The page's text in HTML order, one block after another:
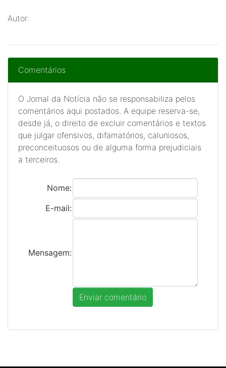
Autor:
Comentários
O Jornal da Notícia não se responsabiliza pelos
comentários aqui postados. A equipe reserva-se,
desde já, o direito de excluir comentários e textos
que julgar ofensivos, difamatórios, caluniosos,
preconceituosos ou de alguma forma prejudiciais
a terceiros.
Nome:
E-mail:
Mensagem: